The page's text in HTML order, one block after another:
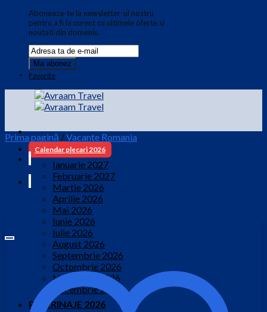
Aboneaza-te la newsletter-ul nostru
pentru a fi la curent cu ultimele oferte si
noutati din domeniu.
Favorite
Calendar plecari 2026
Ianuarie 2027
Februarie 2027
Martie 2026
Aprilie 2026
Mai 2026
Iunie 2026
Iulie 2026
August 2026
Septembrie 2026
Octombrie 2026
Noiembrie 2026
Decembrie 2026
PELERINAJE 2026
Prima pagină /Vacante Romania